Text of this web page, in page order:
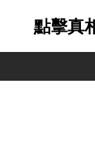
點擊真